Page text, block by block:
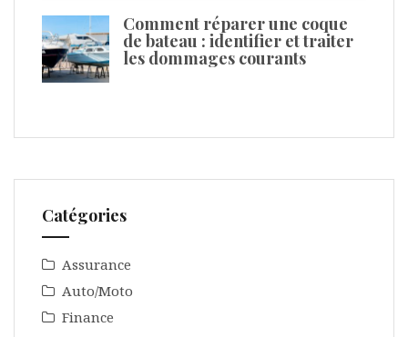
Comment réparer une coque
de bateau : identifier et traiter
les dommages courants
Catégories
Assurance
Auto/Moto
Finance